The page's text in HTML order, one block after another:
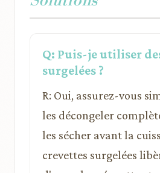
Q: Puis-je utiliser
surgelées ?
R: Oui, assurez-vous
les décongeler
les sécher avant la
crevettes surgelées